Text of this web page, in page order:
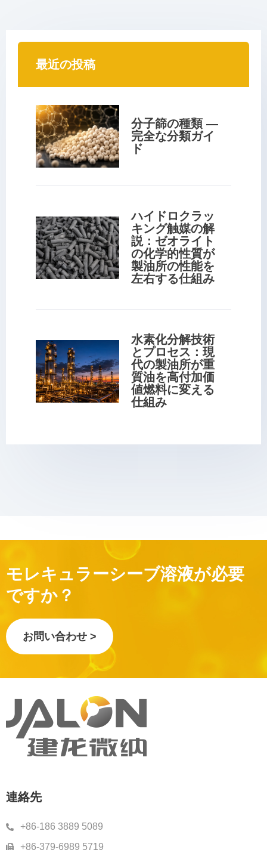
最近の投稿
分子篩の種類 —
完全な分類ガイ
ド
ハイドロクラッ
キング触媒の解
説：ゼオライト
の化学的性質が
製油所の性能を
左右する仕組み
水素化分解技術
とプロセス：現
代の製油所が重
質油を高付加価
値燃料に変える
仕組み
モレキュラーシーブ溶液が必要
ですか？
お問い合わせ >
連絡先
+86-186 3889 5089
+86-379-6989 5719